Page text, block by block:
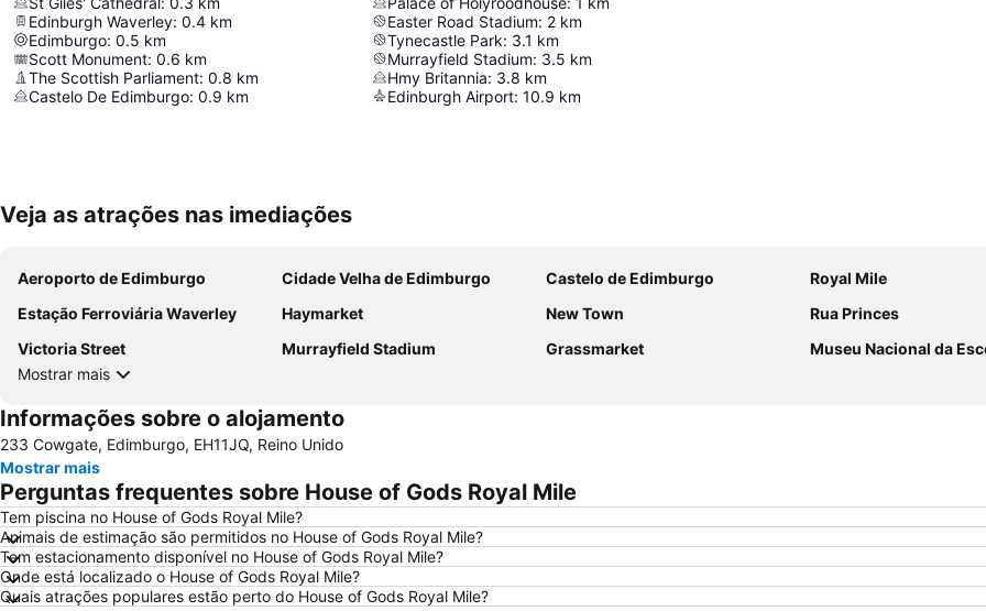
Edinburgh Waverley: 0.4 km
Edimburgo: 0.5 km
Scott Monument: 0.6 km
The Scottish Parliament: 0.8 km
Castelo De Edimburgo: 0.9 km
Easter Road Stadium: 2 km
Tynecastle Park: 3.1 km
Murrayfield Stadium: 3.5 km
Hmy Britannia: 3.8 km
Edinburgh Airport: 10.9 km
Veja as atrações nas imediações
Aeroporto de Edimburgo Cidade Velha de Edimburgo Castelo de Edimburgo
Royal Mile
Estação Ferroviária Waverley
Haymarket New Town
Rua Princes
Victoria Street
Murrayfield Stadium Grassmarket
Museu Nacional da
Mostrar mais
Informações sobre o alojamento
233 Cowgate, Edimburgo, EH11JQ, Reino Unido
Mostrar mais
Perguntas frequentes sobre House of Gods Royal Mile
Tem piscina no House of Gods Royal Mile?
Animais de estimação são permitidos no House of Gods Royal Mile?
Tem estacionamento disponível no House of Gods Royal Mile?
Onde está localizado o House of Gods Royal Mile?
Quais atrações populares estão perto do House of Gods Royal Mile?